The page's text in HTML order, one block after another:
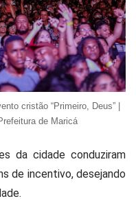
cristão “Primeiro, Deus” |
de Maricá
da cidade conduziram
de incentivo, desejando